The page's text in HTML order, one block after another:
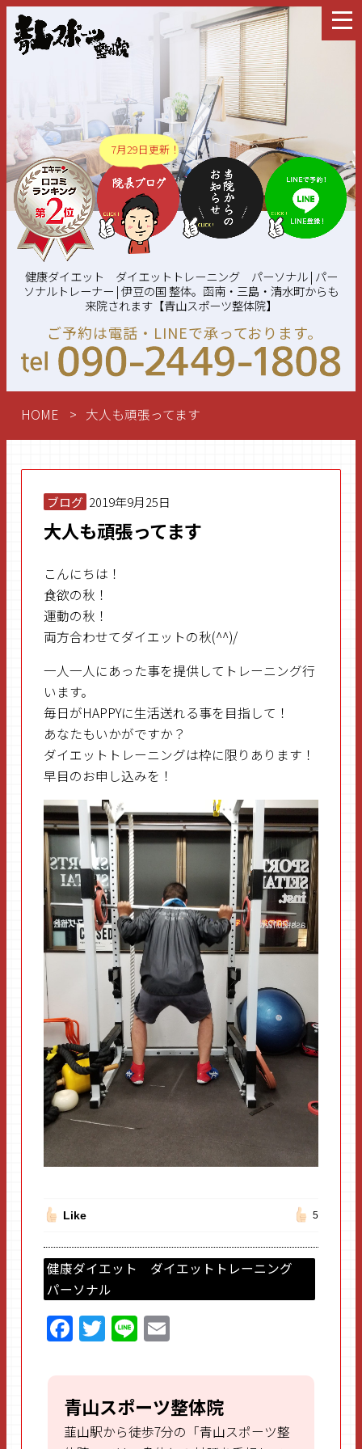
7月29日更新！
健康ダイエット ダイエットトレーニング パーソナル | パー
ソナルトレーナー | 伊豆の国 整体。函南・三島・清水町からも
来院されます【青山スポーツ整体院】
ご予約は電話・LINEで承っております。
HOME 大人も頑張ってます
ブログ 2019年9月25日
大人も頑張ってます
こんにちは！
食欲の秋！
運動の秋！
両方合わせてダイエットの秋(^^)/
一人一人にあった事を提供してトレーニング行
います。
毎日がHAPPYに生活送れる事を目指して！
あなたもいかがですか？
ダイエットトレーニングは枠に限りあります！
早目のお申し込みを！
Like 5
健康ダイエット ダイエットトレーニング
パーソナル
F
a
ce
b
o
T
w
itt
er
Li
n
e
E
ai
l
青山スポーツ整体院
韮山駅から徒歩7分の「青山スポーツ整